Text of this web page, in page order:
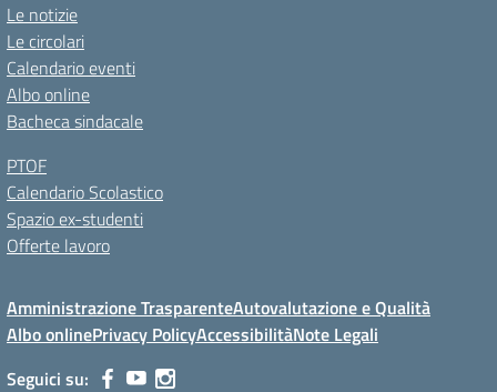
Le notizie
Le circolari
Calendario eventi
Albo online
Bacheca sindacale
PTOF
Calendario Scolastico
Spazio ex-studenti
Offerte lavoro
Amministrazione TrasparenteAutovalutazione e Qualità
Albo onlinePrivacy PolicyAccessibilitàNote Legali
Seguici su: